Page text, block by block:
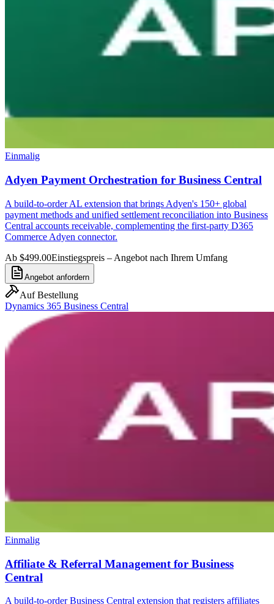
Einmalig
Adyen Payment Orchestration for Business Central
A build-to-order AL extension that brings Adyen's 150+ global
payment methods and unified settlement reconciliation into Business
Central accounts receivable, complementing the first-party D365
Commerce Adyen connector.
Ab $499.00Einstiegspreis – Angebot nach Ihrem Umfang
Angebot anfordern
Auf Bestellung
Dynamics 365 Business Central
Einmalig
Affiliate & Referral Management for Business
Central
A build-to-order Business Central extension that registers affiliates